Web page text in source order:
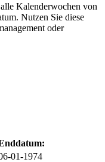
Kalenderwochen von
Nutzen Sie diese
oder
01-1974